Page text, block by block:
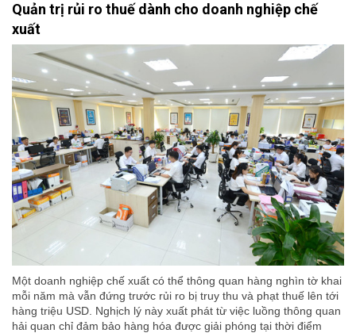
Quản trị rủi ro thuế dành cho doanh nghiệp chế
xuất
Một doanh nghiệp chế xuất có thể thông quan hàng nghìn tờ khai
mỗi năm mà vẫn đứng trước rủi ro bị truy thu và phạt thuế lên tới
hàng triệu USD. Nghịch lý này xuất phát từ việc luồng thông quan
hải quan chỉ đảm bảo hàng hóa được giải phóng tại thời điểm